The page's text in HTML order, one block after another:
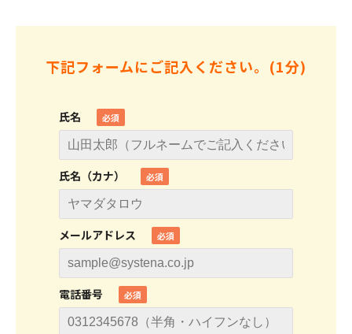
下記フォームにご記入ください。(1分)
氏名
氏名（カナ）
メールアドレス
電話番号